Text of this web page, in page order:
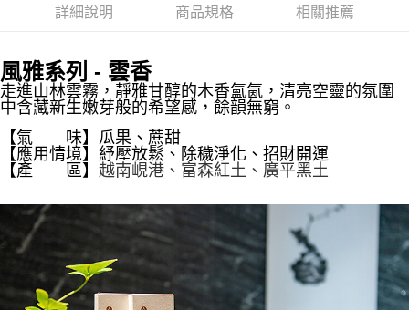
２．便利：只要手機號碼，簡訊認證，即可結帳。
【「AFTEE先享後付」結帳流程】
１．於結帳方式選擇「AFTEE先享後付」後，將跳轉至「AFTEE先享後付」
結帳頁面，進行簡訊認證並確認金額後，即可完成結帳。
２．訂單成立數日內，您將收到繳費通知簡訊。
ATM／網路銀行／等多元方式進行付款，方視為交易完成。
※ 請注意：結帳手續完成當下不需立刻繳費，但若您需要取消訂單，請聯絡
購買商品的店家。未經商家同意取消之訂單仍視為有效，需透過AFTEE先享
※ 交易是否成功請以「AFTEE先享後付 」之結帳頁面顯示為準，若有關於
是否繳費成功／繳費後需取消欲退款等相關疑問，請聯繫「AFTEE先享後付
客戶支援中心」
https://netprotections.freshdesk.com/support/home
【注意事項】
１．透過由恩沛科技股份有限公司提供之「AFTEE先享後付」服務完成之交
易，需依本服務之必要範圍內提供個人資料，並將交易相關給付款項請求債
全家取貨付款
每筆NT$60，滿NT$1,500(含以上)免運費
每筆NT$60，滿NT$1,500(含以上)免運費
7-11取貨付款
每筆NT$60，滿NT$1,500(含以上)免運費
付款後7-11取貨
每筆NT$60，滿NT$1,500(含以上)免運費
宅配
詳細說明 商品規格 相關推薦
風雅系列 - 雲香
走進山林雲霧，靜雅甘醇的木香氳氤，清亮空靈的氛圍
中含藏新生嫩芽般的希望感，餘韻無窮。
【氣 味】瓜果、蔗甜
【應用情境】紓壓放鬆、除穢淨化、招財開運
【產 區】 越南峴港 、富森紅土、廣平黑土